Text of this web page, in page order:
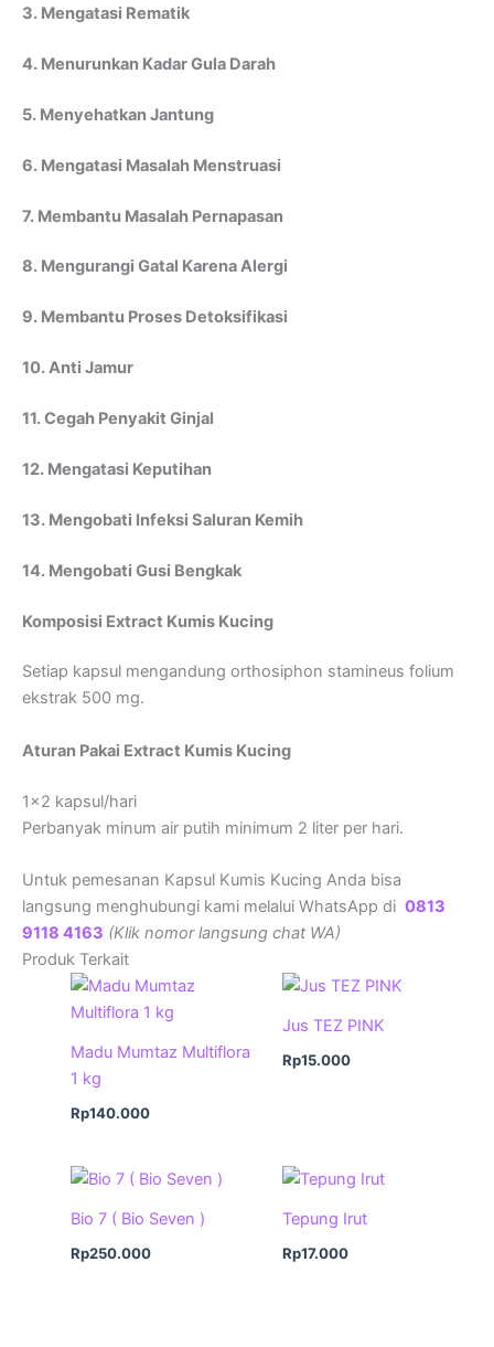
3. Mengatasi Rematik
4. Menurunkan Kadar Gula Darah
5. Menyehatkan Jantung
6. Mengatasi Masalah Menstruasi
7. Membantu Masalah Pernapasan
8. Mengurangi Gatal Karena Alergi
9. Membantu Proses Detoksifikasi
10. Anti Jamur
11. Cegah Penyakit Ginjal
12. Mengatasi Keputihan
13. Mengobati Infeksi Saluran Kemih
14. Mengobati Gusi Bengkak
Komposisi Extract Kumis Kucing
Setiap kapsul mengandung orthosiphon stamineus folium
ekstrak 500 mg.
Aturan Pakai Extract Kumis Kucing
1×2 kapsul/hari
Perbanyak minum air putih minimum 2 liter per hari.
Untuk pemesanan Kapsul Kumis Kucing Anda bisa
langsung menghubungi kami melalui WhatsApp di 0813
9118 4163 (Klik nomor langsung chat WA)
Produk Terkait
Madu Mumtaz Multiflora
1 kg
Rp140.000
Jus TEZ PINK
Rp15.000
Bio 7 ( Bio Seven )
Rp250.000
Tepung Irut
Rp17.000